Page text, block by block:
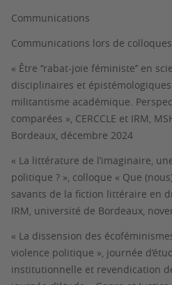
Communications
Communications lors de colloques
« Être ‘‘rabat-joie féministe’’ en
disciplinaires et épistémologiques
militantisme académique.
comparées », CERCCLE et IRM,
Bordeaux, décembre 2024
« La littérature de l’imaginaire,
politique ? », colloque « Que
savants de la fiction littéraire en
IRM, université de Bordeaux,
« La dissension des
violence politique », journée
institutionnelle et revendication